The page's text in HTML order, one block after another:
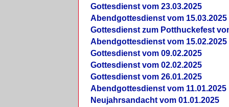
Gottesdienst vom 23.03.2025
Abendgottesdienst vom 15.03.2025
Gottesdienst zum Potthuckefest
Abendgottesdienst vom 15.02.2025
Gottesdienst vom 09.02.2025
Gottesdienst vom 02.02.2025
Gottesdienst vom 26.01.2025
Abendgottesdienst vom 11.01.2025
Neujahrsandacht vom 01.01.2025